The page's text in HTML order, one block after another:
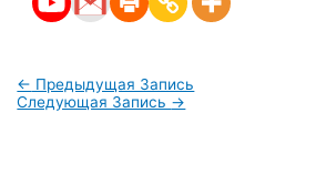
← Предыдущая Запись
Следующая Запись →